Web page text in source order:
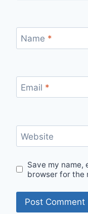
Name *
Email *
Website
Save my name,
browser for the